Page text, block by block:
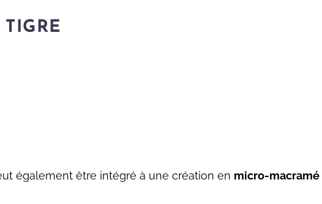
également être intégré à une création en micro-macramé